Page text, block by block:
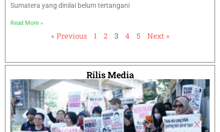
Sumatera yang dinilai belum tertangani
Read More »
« Previous 1 2 3 4 5 Next »
Rilis Media